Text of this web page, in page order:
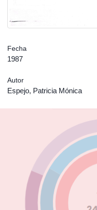
Fecha
1987
Autor
Espejo, Patricia Mónica